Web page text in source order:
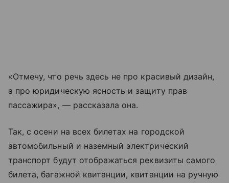
«Отмечу, что речь здесь не про красивый дизайн,
а про юридическую ясность и защиту прав
пассажира», — рассказала она.
Так, с осени на всех билетах на городской
автомобильный и наземный электрический
транспорт будут отображаться реквизиты самого
билета, багажной квитанции, квитанции на ручную